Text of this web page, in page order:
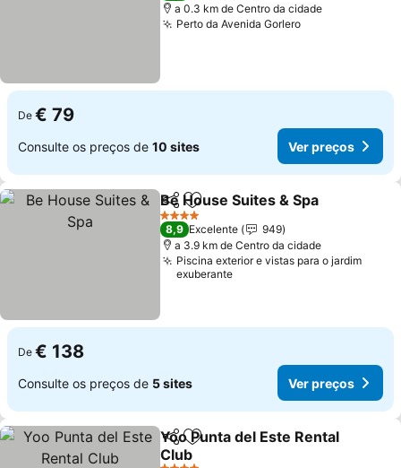
a 0.3 km de Centro da cidade
Perto da Avenida GorleroVer preços
De € 79
Consulte os preços de 10 sites Ver preços
PartilharAdicionar aos favoritos
Be House Suites & Spa
4 Estrelas
8,9 Excelente
949
a 3.9 km de Centro da cidade
Piscina exterior e vistas para o jardim
exuberante
De € 138
Consulte os preços de 5 sites Ver preços
PartilharAdicionar aos favoritos
Yoo Punta del Este Rental
Club